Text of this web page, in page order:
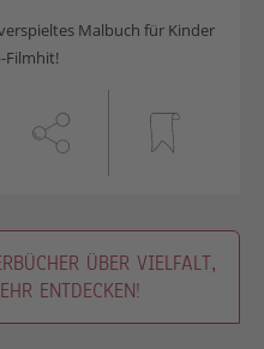
Malbuch für Kinder
Filmhit!
ÜBER VIELFALT,
ENTDECKEN!